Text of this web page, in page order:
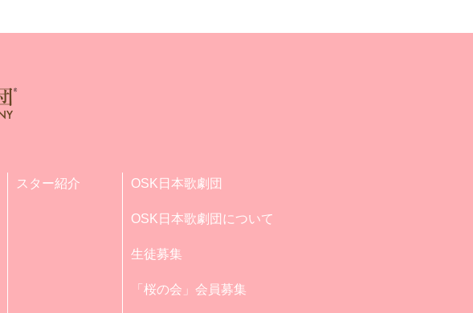
スター紹介 OSK日本歌劇団
OSK日本歌劇団について
生徒募集
「桜の会」会員募集